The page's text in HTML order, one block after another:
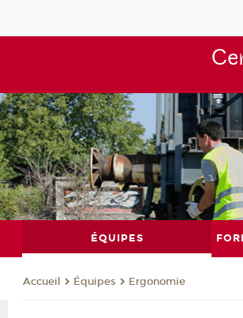
ÉQUIPES
Accueil Équipes Ergonomie